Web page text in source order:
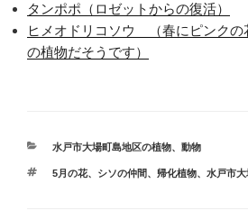
タンポポ（ロゼットからの復活）
ヒメオドリコソウ （春にピンクの
の植物だそうです）
カ
ゴ
水戸市大場町島地区の植物、動物
タ
5月の花、 シソの仲間、 帰化植物、 水戸市